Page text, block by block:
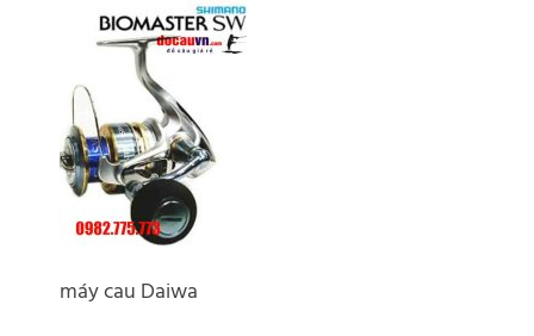
máy cau Daiwa